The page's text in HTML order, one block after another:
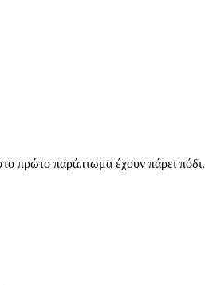
πρώτο παράπτωμα έχουν πάρει πόδι.